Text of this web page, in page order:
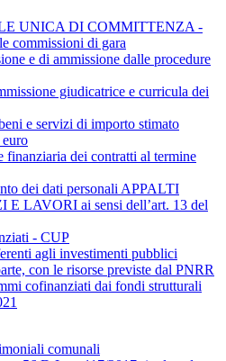
UNICA DI COMMITTENZA -
commissioni di gara
e di ammissione dalle procedure
giudicatrice e curricula dei
e servizi di importo stimato
finanziaria dei contratti al termine
dei dati personali APPALTI
LAVORI ai sensi dell’art. 13 del
- CUP
agli investimenti pubblici
con le risorse previste dal PNRR
cofinanziati dai fondi strutturali
comunali